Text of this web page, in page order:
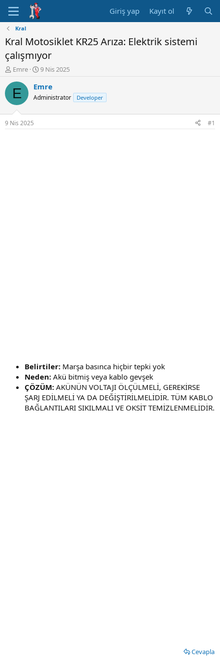
Giriş yap Kayıt ol
Kral
Kral Motosiklet KR25 Arıza: Elektrik sistemi
çalışmıyor
K
n
u
y
u
B
a
Emre
B
ş
l
n
ı
9 Nis 2025
E Emre
Administrator Developer
9 Nis 2025 #1
Belirtiler: Marşa basınca hiçbir tepki yok
Neden: Akü bitmiş veya kablo gevşek
ÇÖZÜM: AKÜNÜN VOLTAJI ÖLÇÜLMELİ, GEREKİRSE
ŞARJ EDİLMELİ YA DA DEĞİŞTİRİLMELİDİR. TÜM KABLO
BAĞLANTILARI SIKILMALI VE OKSİT TEMİZLENMELİDİR.
Cevapla